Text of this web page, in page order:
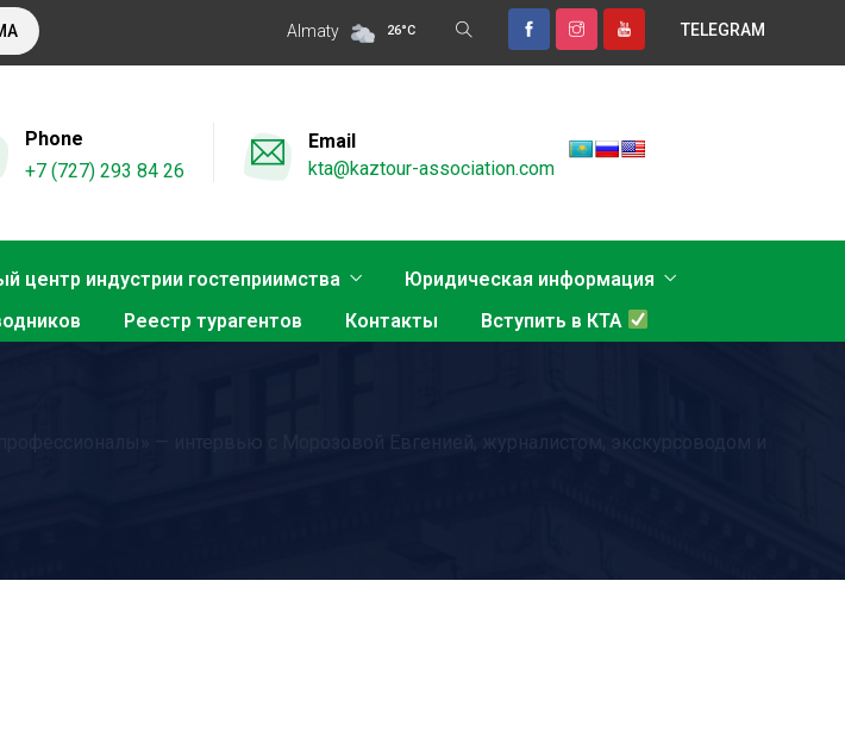
2026: ВАЖНЕЙШИЕ АСПЕКТЫ РЫНКА ТУРИЗМА В НОВОЙ РЕАЛЬНОСТИ ОБСУДЯТ В АЛМАТЫ
Almaty 26°C TELEGRAM
Phone
+7 (727) 293 84 26
Email
kta@kaztour-association.com
центр индустрии гостеприимства
Юридическая информация
Реестр турагентов Контакты Вступить в КТА